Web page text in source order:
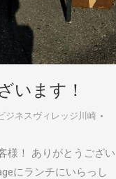
います！
ジネスヴィレッジ川崎
様！ ありがとうござい
にランチにいらっし